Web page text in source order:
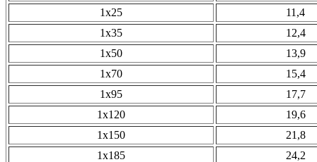
1х25
11,4
1х35
12,4
1х50
13,9
1х70
15,4
1х95
17,7
1х120
19,6
1х150
21,8
1х185
24,2